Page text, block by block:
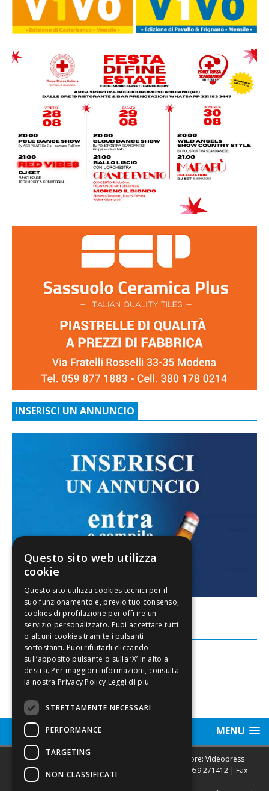
INSERISCI UN ANNUNCIO
FACEBOOK
MENU
Sede legale, Redazione, pubblicità e annunci Editore: Videopress
Modena S.r.l. via Emilia Est, 402/6 - Modena | Tel.
059 271412 | Fax
Questo sito web utilizza
cookie
Leggi di più
STRETTAMENTE NECESSARI
PERFORMANCE
TARGETING
NON CLASSIFICATI